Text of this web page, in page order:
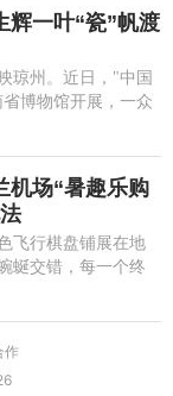
辉一叶“瓷”帆渡
琼州。近日，"中国
博物馆开展，一众
机场“暑趣乐购
飞行棋盘铺展在地
蜒交错，每一个终
作